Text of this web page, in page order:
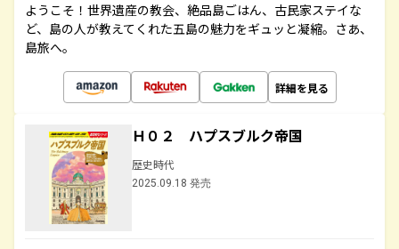
ようこそ！世界遺産の教会、絶品島ごはん、古民家ステイな
ど、島の人が教えてくれた五島の魅力をギュッと凝縮。さあ、
島旅へ。
詳細を見る
Ｈ０２ ハプスブルク帝国
歴史時代
2025.09.18 発売